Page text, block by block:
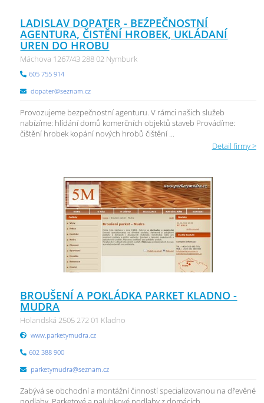
LADISLAV DOPATER - BEZPEČNOSTNÍ
AGENTURA, ČISTĚNÍ HROBEK, UKLÁDANÍ
UREN DO HROBU
Máchova 1267/43 288 02 Nymburk
605 755 914
dopater@seznam.cz
Provozujeme bezpečnostní agenturu. V rámci našich služeb
nabízíme: hlídání domů komerčních objektů staveb Provádíme:
čištění hrobek kopání nových hrobů čištění ...
Detail firmy >
BROUŠENÍ A POKLÁDKA PARKET KLADNO -
MUDRA
Holandská 2505 272 01 Kladno
www.parketymudra.cz
602 388 900
parketymudra@seznam.cz
Zabývá se obchodní a montážní činností specializovanou na dřevěné